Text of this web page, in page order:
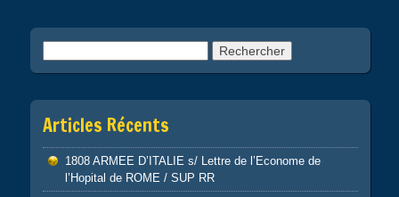
Articles Récents
1808 ARMEE D’ITALIE s/ Lettre de l’Econome de
l’Hopital de ROME / SUP RR